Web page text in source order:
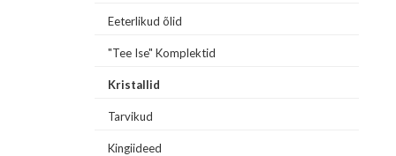
Eeterlikud õlid
"Tee Ise" Komplektid
Kristallid
Tarvikud
Kingiideed